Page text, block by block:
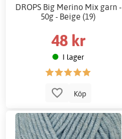
DROPS Big Merino Mix garn -
50g - Beige (19)
48 kr
I lager
Köp